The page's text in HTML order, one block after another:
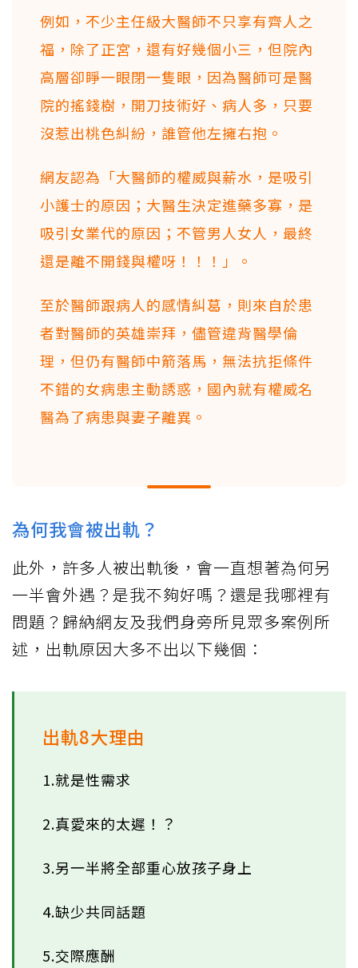
例如，不少主任級大醫師不只享有齊人之
福，除了正宮，還有好幾個小三，但院內
高層卻睜一眼閉一隻眼，因為醫師可是醫
院的搖錢樹，開刀技術好、病人多，只要
沒惹出桃色糾紛，誰管他左擁右抱。
網友認為「大醫師的權威與薪水，是吸引
小護士的原因；大醫生決定進藥多寡，是
吸引女業代的原因；不管男人女人，最終
還是離不開錢與權呀！！！」。
至於醫師跟病人的感情糾葛，則來自於患
者對醫師的英雄崇拜，儘管違背醫學倫
理，但仍有醫師中箭落馬，無法抗拒條件
不錯的女病患主動誘惑，國內就有權威名
醫為了病患與妻子離異。
為何我會被出軌？
此外，許多人被出軌後，會一直想著為何另
一半會外遇？是我不夠好嗎？還是我哪裡有
問題？歸納網友及我們身旁所見眾多案例所
述，出軌原因大多不出以下幾個：
出軌8大理由
1.就是性需求
2.真愛來的太遲！？
3.另一半將全部重心放孩子身上
4.缺少共同話題
5.交際應酬